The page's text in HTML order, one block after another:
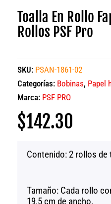
Toalla En Rollo
Rollos PSF Pro
SKU: PSAN-1861-02
Categorías: Bobinas, Papel
Marca: PSF PRO
$142.30
Contenido: 2 rollos de
Tamaño: Cada rollo
19,5 cm de ancho.